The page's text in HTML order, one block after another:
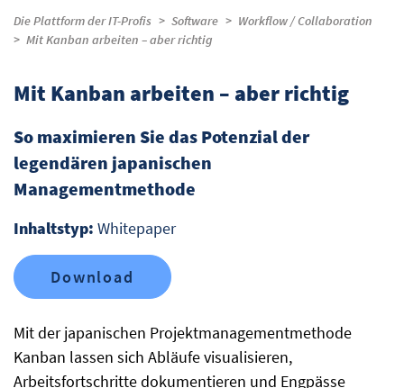
Die Plattform der IT-Profis Software
Workflow / Collaboration
Mit Kanban arbeiten – aber richtig
Mit der japanischen Projektmanagementmethode
Kanban lassen sich Abläufe visualisieren,
Arbeitsfortschritte dokumentieren und Engpässe
Mit Kanban arbeiten – aber richtig
So maximieren Sie das Potenzial der
legendären japanischen
Managementmethode
Inhaltstyp: Whitepaper
Download